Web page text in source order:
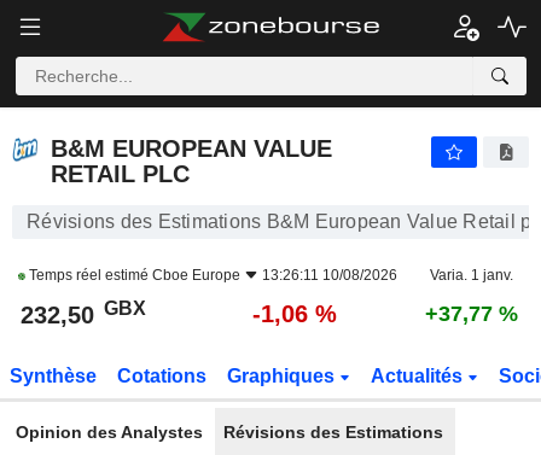
B&M EUROPEAN VALUE
RETAIL PLC
Révisions des Estimations B&M European Value Retail
Temps réel estimé Cboe Europe 13:26:11 10/08/2026 Varia. 1 janv.
232,50 GBX -1,06 % +37,77 %
Synthèse Cotations Graphiques Actualités
Opinion des Analystes Révisions des Estimations